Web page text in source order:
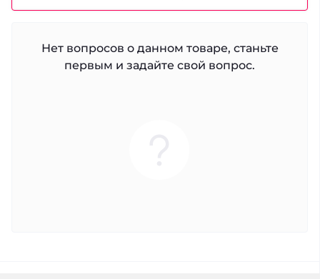
Нет вопросов о данном товаре, станьте
первым и задайте свой вопрос.